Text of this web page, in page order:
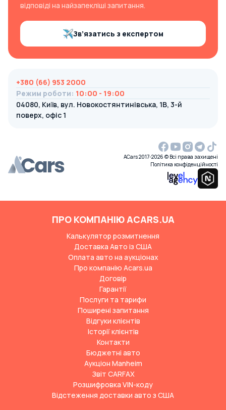
відповіді на найзапекліші запитання.
Зв’язатись з експертом
+380 (66) 953 2000
Режим роботи: 10:00 - 19:00
04080, Київ, вул. Новокостянтинівська, 1В, 3-й
поверх, офіс 1
ACars 2017-2026 © Всі права захищені
Політика конфіденційності
ПРО КОМПАНІЮ ACARS.UA
Калькулятор розмитнення
Доставка Авто із США
Оплата авто на аукціонах
Про компанію Acars.ua
Договір
Гарантії
Послуги та тарифи
Поширені запитання
Відгуки клієнтів
Історії клієнтів
Контакти
Бюджетні авто
Аукціон Manheim
Звіт CARFAX
Розшифровка VIN-коду
Відстеження доставки авто з США